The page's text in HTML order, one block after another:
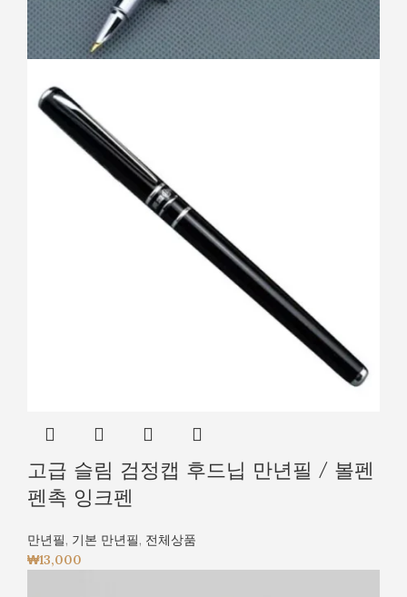
고급 슬림 검정캡 후드닙 만년필 / 볼펜
펜촉 잉크펜
만년필, 기본 만년필, 전체상품
₩13,000